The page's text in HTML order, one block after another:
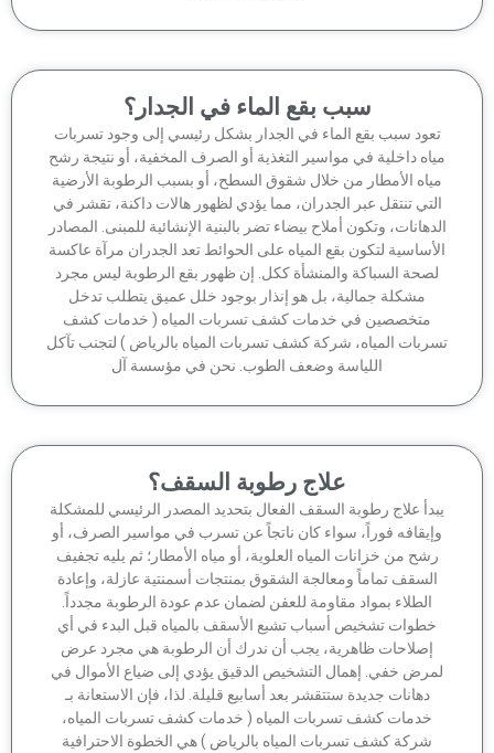
سبب بقع الماء في الجدار؟
سبب بقع الماء في الجدار بشكل رئيسي إلى وجود تسربات
داخلية في مواسير التغذية أو الصرف المخفية، أو نتيجة رشح
الأمطار من خلال شقوق السطح، أو بسبب الرطوبة الأرضية
تنتقل عبر الجدران، مما يؤدي لظهور هالات داكنة، تقشر في
وتكون أملاح بيضاء تضر بالبنية الإنشائية للمبنى. المصادر
لتكون بقع المياه على الحوائط تعد الجدران مرآة عاكسة
لصحة السباكة والمنشأة ككل. إن ظهور بقع الرطوبة ليس مجرد
مشكلة جمالية، بل هو إنذار بوجود خلل عميق يتطلب تدخل
متخصصين في خدمات كشف تسربات المياه ( خدمات كشف
المياه، شركة كشف تسربات المياه بالرياض ) لتجنب تآكل
اللياسة وضعف الطوب. نحن في مؤسسة آل
علاج رطوبة السقف؟
علاج رطوبة السقف الفعال بتحديد المصدر الرئيسي للمشكلة
فوراً، سواء كان ناتجاً عن تسرب في مواسير الصرف، أو
رشح من خزانات المياه العلوية، أو مياه الأمطار؛ ثم يليه تجفيف
السقف تماماً ومعالجة الشقوق بمنتجات أسمنتية عازلة، وإعادة
الطلاء بمواد مقاومة للعفن لضمان عدم عودة الرطوبة مجدداً.
خطوات تشخيص أسباب تشبع الأسقف بالمياه قبل البدء في أي
إصلاحات ظاهرية، يجب أن ندرك أن الرطوبة هي مجرد عرض
خفي. إهمال التشخيص الدقيق يؤدي إلى ضياع الأموال في
دهانات جديدة ستتقشر بعد أسابيع قليلة. لذا، فإن الاستعانة بـ
خدمات كشف تسربات المياه ( خدمات كشف تسربات المياه،
شركة كشف تسربات المياه بالرياض ) هي الخطوة الاحترافية